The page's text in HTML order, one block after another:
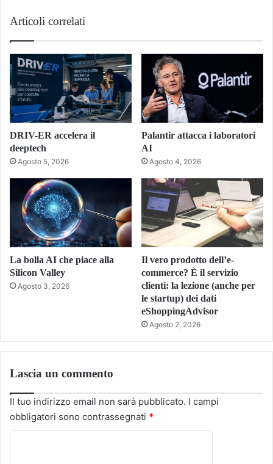
Articoli correlati
DRIV-ER accelera il
deeptech
Agosto 5, 2026
Palantir attacca i laboratori
AI
Agosto 4, 2026
La bolla AI che piace alla
Silicon Valley
Agosto 3, 2026
Il vero prodotto dell’e-
commerce? È il servizio
clienti: la lezione (anche per
le startup) dei dati
eShoppingAdvisor
Agosto 2, 2026
Lascia un commento
Il tuo indirizzo email non sarà pubblicato. I campi
obbligatori sono contrassegnati *